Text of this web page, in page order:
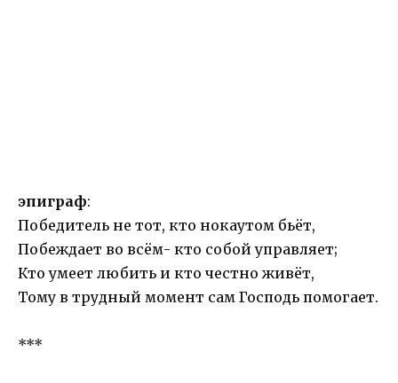
эпиграф:
Победитель не тот, кто нокаутом бьёт,
Побеждает во всём- кто собой управляет;
Кто умеет любить и кто честно живёт,
Тому в трудный момент сам Господь помогает.
***